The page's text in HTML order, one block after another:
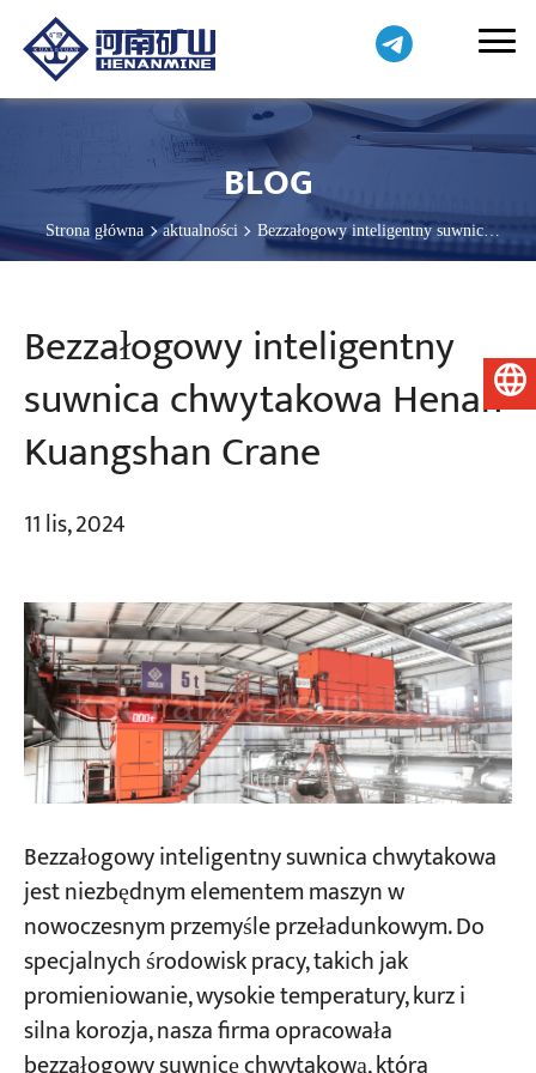
BLOG
Strona główna aktualności
Bezzałogowy inteligentny suwnica
chwytakowa Henan Kuangshan Crane
Bezzałogowy inteligentny
suwnica chwytakowa Henan
Kuangshan Crane
11 lis, 2024
Bezzałogowy inteligentny suwnica chwytakowa
jest niezbędnym elementem maszyn w
nowoczesnym przemyśle przeładunkowym. Do
specjalnych środowisk pracy, takich jak
promieniowanie, wysokie temperatury, kurz i
silna korozja, nasza firma opracowała
Polski